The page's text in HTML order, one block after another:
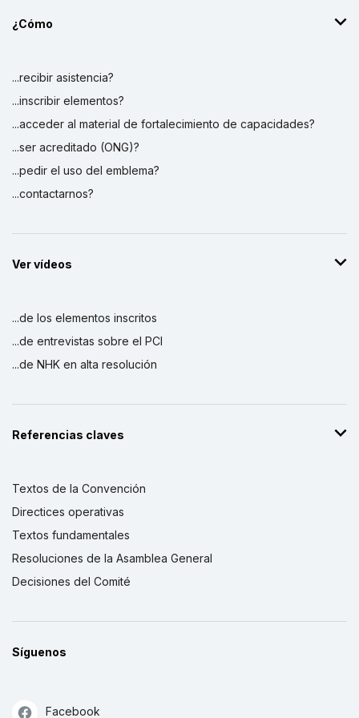
¿Cómo
...recibir asistencia?
...inscribir elementos?
...acceder al material de fortalecimiento de capacidades?
...ser acreditado (ONG)?
...pedir el uso del emblema?
...contactarnos?
Ver vídeos
...de los elementos inscritos
...de entrevistas sobre el PCI
...de NHK en alta resolución
Referencias claves
Textos de la Convención
Directices operativas
Textos fundamentales
Resoluciones de la Asamblea General
Decisiones del Comité
Síguenos
Facebook